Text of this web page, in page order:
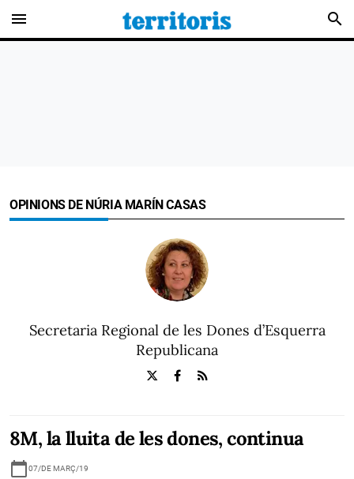
menu search
OPINIONS DE NÚRIA MARÍN CASAS
Secretaria Regional de les Dones d’Esquerra
Republicana
8M, la lluita de les dones, continua
calendar_today07/DE MARÇ/19